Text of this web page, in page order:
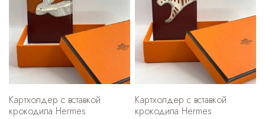
Картхолдер с вставкой
крокодила Hermes
Картхолдер с вставкой
крокодила Hermes